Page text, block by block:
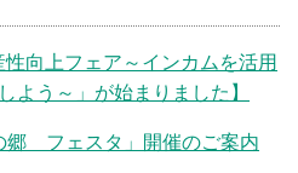
性向上フェア～インカムを活用
よう～」が始まりました】
フェスタ」開催のご案内